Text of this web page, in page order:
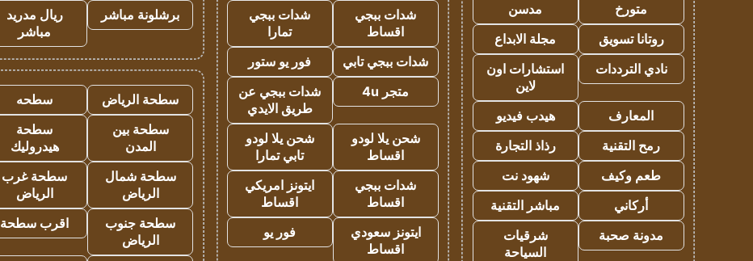
متورخ
مدسن
روتانا تسويق
مجلة الابداع
نادي الترددات
استشارات اون
لاين
المعارف
هيدب فيديو
رمح التقنية
رذاذ التجارة
طعم وكيف
شهود نت
أركاني
مباشر التقنية
مدونة صحبة
شرقيات
السياحة
شدات ببجي
اقساط
شدات ببجي
تمارا
شدات ببجي تابي
فور يو ستور
متجر 4u
شدات ببجي عن
طريق الايدي
شحن يلا لودو
اقساط
شحن يلا لودو
تابي تمارا
شدات ببجي
اقساط
ايتونز امريكي
اقساط
ايتونز سعودي
اقساط
فور يو
برشلونة مباشر
ريال مدريد
مباشر
سطحة الرياض
سطحه
سطحة بين
المدن
سطحة
هيدروليك
سطحة شمال
الرياض
سطحة غرب
الرياض
سطحة جنوب
الرياض
اقرب سطحة